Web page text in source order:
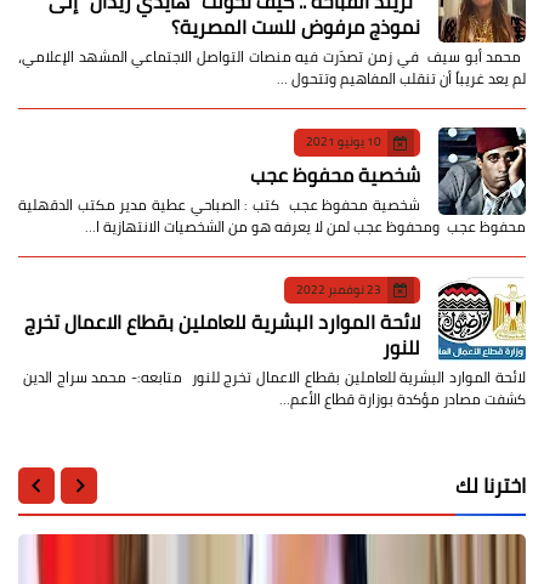
نموذج مرفوض للست المصرية؟
​ محمد أبو سيف ​في زمن تصدّرت فيه منصات التواصل الاجتماعي المشهد الإعلامي،
لم يعد غريباً أن تنقلب المفاهيم وتتحول …
10 يونيو 2021
شخصية محفوظ عجب
شخصية محفوظ عجب كتب : الصباحي عطية مدير مكتب الدقهلية
محفوظ عجب ومحفوظ عجب لمن لا يعرفه هو من الشخصيات الانتهازية ا…
23 نوفمبر 2022
لائحة الموارد البشرية للعاملين بقطاع الاعمال تخرج
للنور
لائحة الموارد البشرية للعاملين بقطاع الاعمال تخرج للنور متابعه:- محمد سراج الدين
كشفت مصادر مؤكدة بوزارة قطاع الأعم…
اخترنا لك